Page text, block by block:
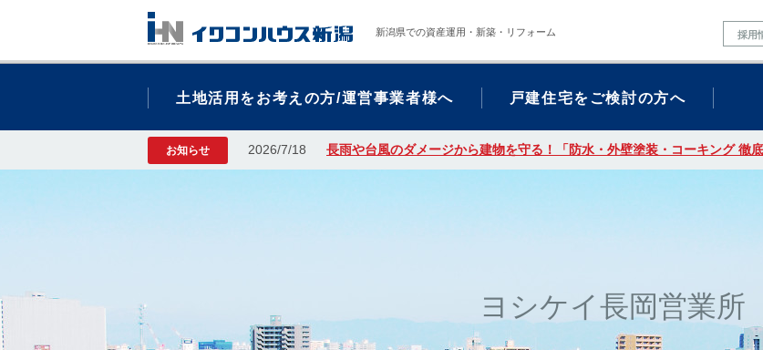
新潟県での資産運用・新築・リフォーム 採用
土地活用をお考えの方/運営事業者様へ 戸建住宅をご検討の方へ
お知らせ 2026/7/18 長雨や台風のダメージから建物を守る！「防水・外壁塗装・コーキング 徹
ヨシケイ長岡営業所